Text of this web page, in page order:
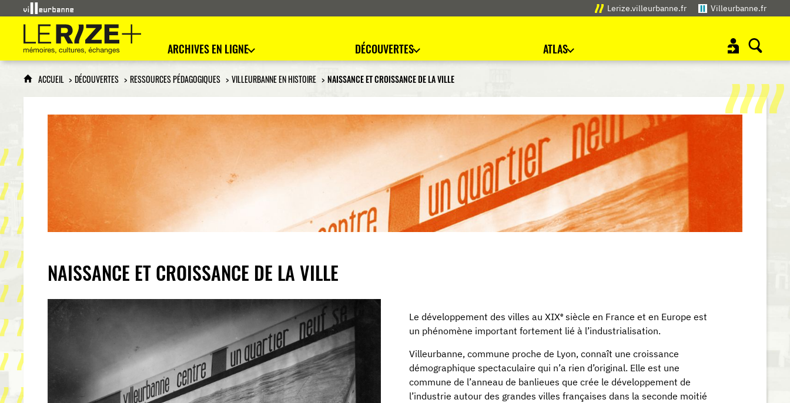
Lerize.villeurbanne.fr Villeurbanne.fr
Le Rize+
mémoires, cultures, échanges
ARCHIVES EN LIGNE DÉCOUVERTES ATLAS
ACCUEIL DÉCOUVERTES RESSOURCES PÉDAGOGIQUES VILLEURBANNE EN HISTOIRE NAISSANCE ET CROISSANCE DE LA VILLE
NAISSANCE ET CROISSANCE DE LA VILLE
Le développement des villes au XIXesiècle en France et en Europe est
un phénomène important fortement lié à l’industrialisation.
Villeurbanne, commune proche de Lyon, connaît une croissance
démographique spectaculaire qui n’a rien d’original. Elle est une
commune de l’anneau de banlieues que crée le développement de
l’industrie autour des grandes villes françaises dans la seconde moitié